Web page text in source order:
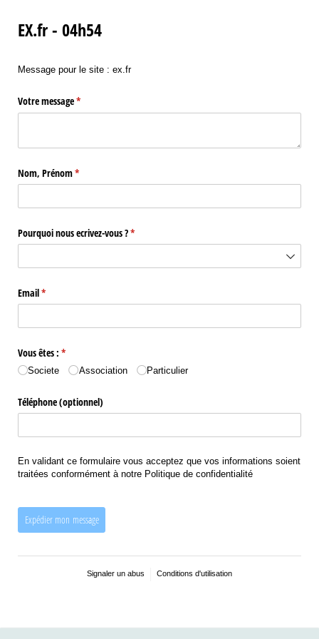
EX.fr - 04h54
Site
Message pour le site : ex.fr
Votre message*
(requis)
Nom, Prénom*
(requis)
Pourquoi nous ecrivez-vous ?*
(requis)
Email*
(requis)
Vous êtes : *
(requis)
Societe Association Particulier
Téléphone (optionnel)
informations
En validant ce formulaire vous acceptez que vos informations soient
traitées conformément à notre Politique de confidentialité
Expédier mon message
Signaler un abus Conditions d'utilisation